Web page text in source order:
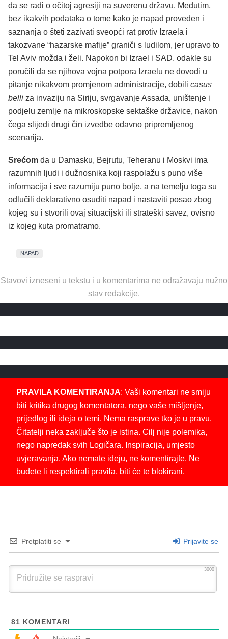
da se radi o očitoj agresiji na suverenu državu. Međutim,
bez ikakvih podataka o tome kako je napad proveden i
saznanja o šteti zazivati sveopći rat protiv Izraela i
takozvane “hazarske mafije” graniči s ludilom, jer upravo to
Tel Aviv možda i želi. Napokon bi Izrael i SAD, odakle su
poručili da se njihova vojna potpora Izraelu ne dovodi u
pitanje nikakvom promjenom administracije, dobili casus
belli za invaziju na Siriju, svrgavanje Assada, uništenje i
podjelu zemlje na mikroskopske sektaške državice, nakon
čega slijedi drugi čin izvedbe odavno pripremljenog
scenarija.
Srećom da u Damasku, Bejrutu, Teheranu i Moskvi ima
razumnih ljudi i dužnosnika koji raspolažu s puno više
informacija i sve razumiju puno bolje, a na temelju toga su
odlučili deklarativno osuditi napad i nastaviti posao zbog
kojeg su i stvorili ovaj situacijski ili strateški savez, ovisno
iz kojeg kuta promatramo.
NAPAD
Stavovi izneseni u tekstu i u komentarima ne odražavaju nužno
stav redakcije.
PRAVILA KOMENTIRANJA: Vaši komentari ne smiju
biti kritika drugog komentatora, nego vaše mišljenje,
prijedlog ili ideja o temi. Nema rasprave tko je u pravu.
Čitatelji neka zaključe što je istina. Cilj nije polemika,
nego napredak svih Logičara. Inspiracija, umjesto
uvjeravanja. Ako nemate ideju, ne komentirajte. Ne
budete li respektirali pravila, biti će te blokirani.
Pretplatiti se Prijavite se
3000
81 KOMENTARI